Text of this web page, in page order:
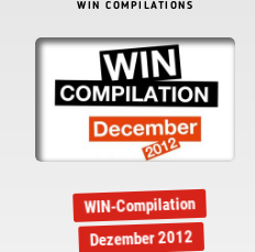
WIN COMPILATIONS
WIN-Compilation
Dezember 2012